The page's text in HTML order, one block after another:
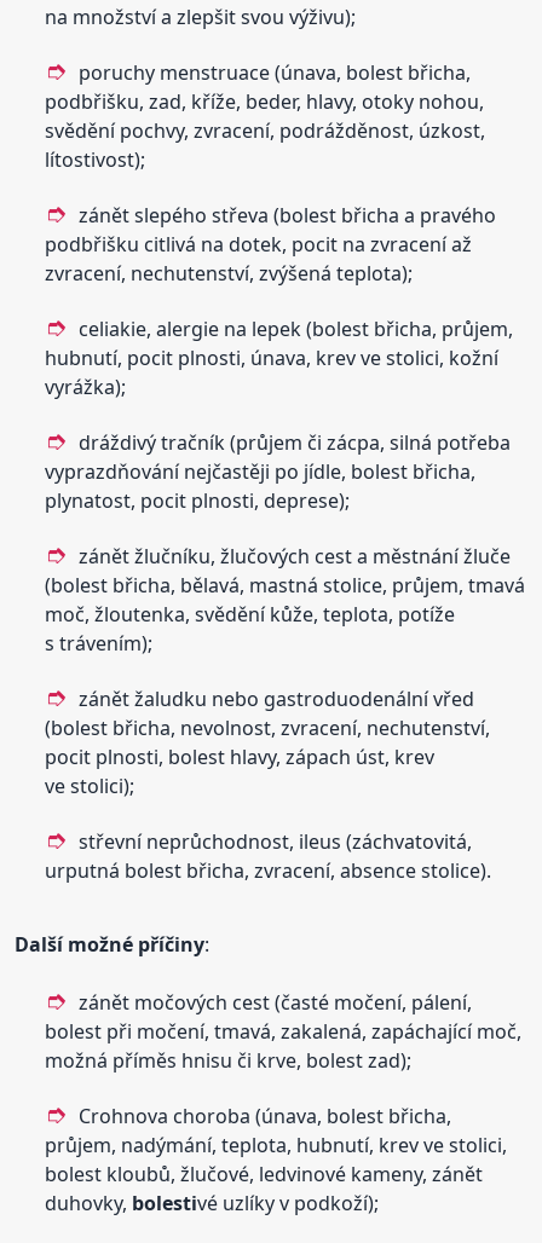
na množství a zlepšit svou výživu);
poruchy menstruace (únava, bolest břicha,
podbřišku, zad, kříže, beder, hlavy, otoky nohou,
svědění pochvy, zvracení, podrážděnost, úzkost,
lítostivost);
zánět slepého střeva (bolest břicha a pravého
podbřišku citlivá na dotek, pocit na zvracení až
zvracení, nechutenství, zvýšená teplota);
celiakie, alergie na lepek (bolest břicha, průjem,
hubnutí, pocit plnosti, únava, krev ve stolici, kožní
vyrážka);
dráždivý tračník (průjem či zácpa, silná potřeba
vyprazdňování nejčastěji po jídle, bolest břicha,
plynatost, pocit plnosti, deprese);
zánět žlučníku, žlučových cest a městnání žluče
(bolest břicha, bělavá, mastná stolice, průjem, tmavá
moč, žloutenka, svědění kůže, teplota, potíže
s trávením);
zánět žaludku nebo gastroduodenální vřed
(bolest břicha, nevolnost, zvracení, nechutenství,
pocit plnosti, bolest hlavy, zápach úst, krev
ve stolici);
střevní neprůchodnost, ileus (záchvatovitá,
urputná bolest břicha, zvracení, absence stolice).
Další možné příčiny:
zánět močových cest (časté močení, pálení,
bolest při močení, tmavá, zakalená, zapáchající moč,
možná příměs hnisu či krve, bolest zad);
Crohnova choroba (únava, bolest břicha,
průjem, nadýmání, teplota, hubnutí, krev ve stolici,
bolest kloubů, žlučové, ledvinové kameny, zánět
duhovky, bolestivé uzlíky v podkoží);